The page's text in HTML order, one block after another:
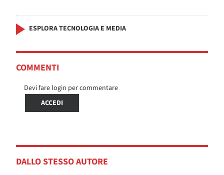
ESPLORA TECNOLOGIA E MEDIA
COMMENTI
Devi fare login per commentare
ACCEDI
DALLO STESSO AUTORE